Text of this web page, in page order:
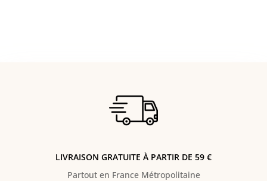
LIVRAISON GRATUITE À PARTIR DE 59 €
Partout en France Métropolitaine